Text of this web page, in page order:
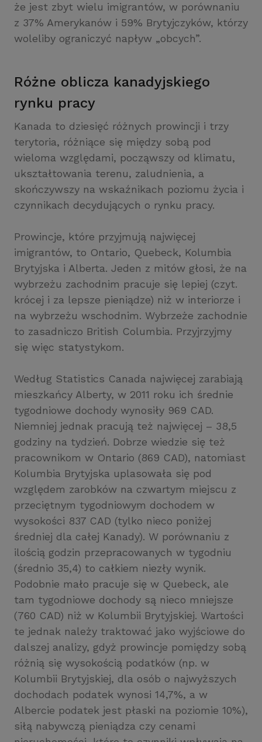
że jest zbyt wielu imigrantów, w porównaniu
z 37% Amerykanów i 59% Brytyjczyków, którzy
woleliby ograniczyć napływ „obcych”.
Różne oblicza kanadyjskiego
rynku pracy
Kanada to dziesięć różnych prowincji i trzy
terytoria, różniące się między sobą pod
wieloma względami, począwszy od klimatu,
ukształtowania terenu, zaludnienia, a
skończywszy na wskaźnikach poziomu życia i
czynnikach decydujących o rynku pracy.
Prowincje, które przyjmują najwięcej
imigrantów, to Ontario, Quebeck, Kolumbia
Brytyjska i Alberta. Jeden z mitów głosi, że na
wybrzeżu zachodnim pracuje się lepiej (czyt.
krócej i za lepsze pieniądze) niż w interiorze i
na wybrzeżu wschodnim. Wybrzeże zachodnie
to zasadniczo British Columbia. Przyjrzyjmy
się więc statystykom.
Według Statistics Canada najwięcej zarabiają
mieszkańcy Alberty, w 2011 roku ich średnie
tygodniowe dochody wynosiły 969 CAD.
Niemniej jednak pracują też najwięcej – 38,5
godziny na tydzień. Dobrze wiedzie się też
pracownikom w Ontario (869 CAD), natomiast
Kolumbia Brytyjska uplasowała się pod
względem zarobków na czwartym miejscu z
przeciętnym tygodniowym dochodem w
wysokości 837 CAD (tylko nieco poniżej
średniej dla całej Kanady). W porównaniu z
ilością godzin przepracowanych w tygodniu
(średnio 35,4) to całkiem niezły wynik.
Podobnie mało pracuje się w Quebeck, ale
tam tygodniowe dochody są nieco mniejsze
(760 CAD) niż w Kolumbii Brytyjskiej. Wartości
te jednak należy traktować jako wyjściowe do
dalszej analizy, gdyż prowincje pomiędzy sobą
różnią się wysokością podatków (np. w
Kolumbii Brytyjskiej, dla osób o najwyższych
dochodach podatek wynosi 14,7%, a w
Albercie podatek jest płaski na poziomie 10%),
siłą nabywczą pieniądza czy cenami